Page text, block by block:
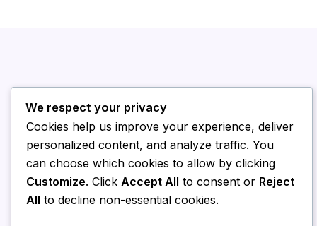
We respect your privacy
Cookies help us improve your experience, deliver
personalized content, and analyze traffic. You
can choose which cookies to allow by clicking
Customize. Click Accept All to consent or Reject
All to decline non-essential cookies.